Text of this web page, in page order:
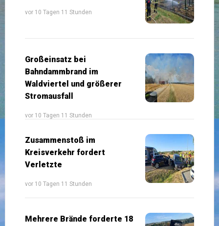
vor 10 Tagen 11 Stunden
Großeinsatz bei
Bahndammbrand im
Waldviertel und größerer
Stromausfall
vor 10 Tagen 11 Stunden
Zusammenstoß im
Kreisverkehr fordert
Verletzte
vor 10 Tagen 11 Stunden
Mehrere Brände forderte 18